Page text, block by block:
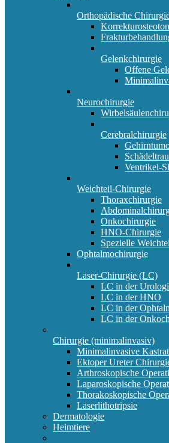
Orthopädische
Gelenkchirurgie
Offene
Neurochirurgie
Cerebralchirurgie
Ventrikel-
Weichteil-Chirurgie
Thoraxchirurgie
Onkochirurgie
HNO-Chirurgie
Spezielle
Ophtalmochirurgie
Laser-Chirurgie (LC)
LC in der
LC in der HNO
LC in der
LC in der
Chirurgie (minimalinvasiv)
Minimalinvasive
Ektoper Ureter
Arthroskopische
Laparoskopische
Thorakoskopische
Laserlithotripsie
Dermatologie
Heimtiere